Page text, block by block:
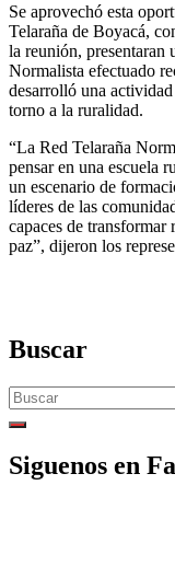
Se aprovechó esta
Telaraña de Boyacá,
la reunión, presentaran
Normalista efectuado
desarrolló una
torno a la ruralidad.
“La Red Telaraña
pensar en una escuela
un escenario de
líderes de las
capaces de
paz”, dijeron los
Buscar
Search
for:
Siguenos en